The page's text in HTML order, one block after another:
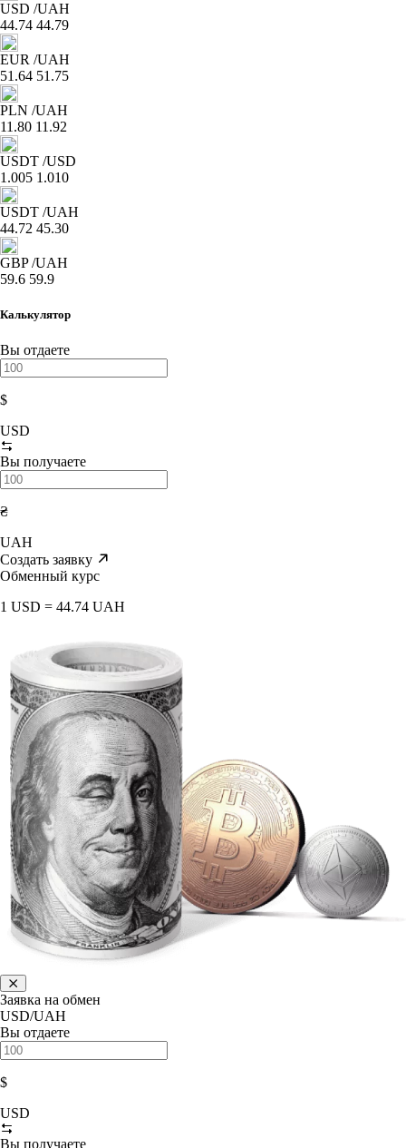
USD /UAH
44.74 44.79
EUR /UAH
51.64 51.75
PLN /UAH
11.80 11.92
USDT /USD
1.005 1.010
USDT /UAH
44.72 45.30
GBP /UAH
59.6 59.9
Калькулятор
Вы отдаете
$
USD
Вы получаете
₴
UAH
Создать заявку
Обменный курс
1 USD = 44.74 UAH
Заявка на обмен
USD/UAH
Вы отдаете
$
USD
Вы получаете